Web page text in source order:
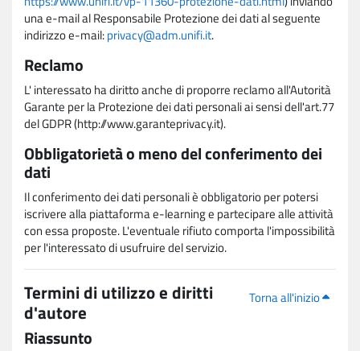
una e-mail al Responsabile Protezione dei dati al seguente
indirizzo e-mail:privacy@adm.unifi.it.
Reclamo
L' interessato ha diritto anche di proporre reclamo all'Autorità
Garante per la Protezione dei dati personali ai sensi dell'art.77
del GDPR (http://www.garanteprivacy.it).
Obbligatorietà o meno del conferimento dei
dati
Il conferimento dei dati personali è obbligatorio per potersi
iscrivere alla piattaforma e-learning e partecipare alle attività
con essa proposte. L'eventuale rifiuto comporta l'impossibilità
per l'interessato di usufruire del servizio.
Torna all'inizio
Termini di utilizzo e diritti
d'autore
Riassunto